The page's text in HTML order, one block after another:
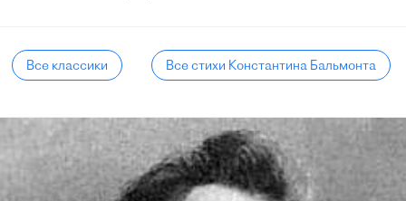
Все классики Все стихи Константина Бальмонта